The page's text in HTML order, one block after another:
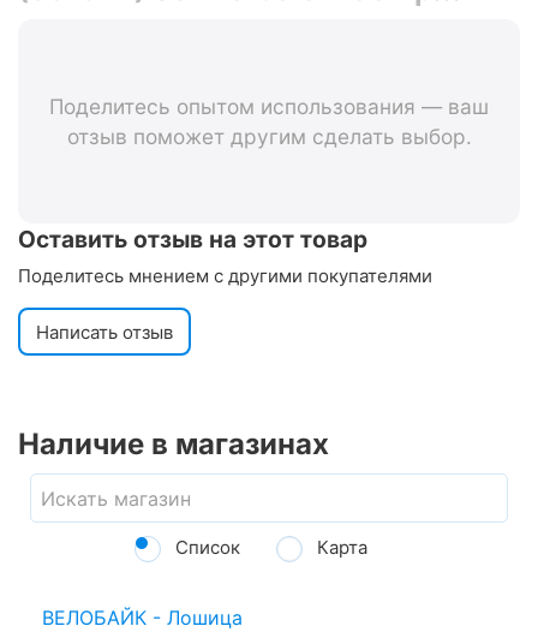
Поделитесь опытом использования — ваш
отзыв поможет другим сделать выбор.
Оставить отзыв на этот товар
Поделитесь мнением с другими покупателями
Написать отзыв
Наличие в магазинах
Список Карта
ВЕЛОБАЙК - Лошица